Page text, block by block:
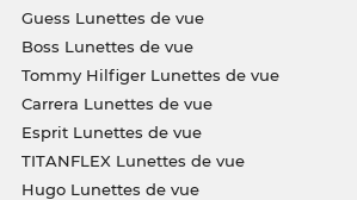
Guess Lunettes de vue
Boss Lunettes de vue
Tommy Hilfiger Lunettes de vue
Carrera Lunettes de vue
Esprit Lunettes de vue
TITANFLEX Lunettes de vue
Hugo Lunettes de vue